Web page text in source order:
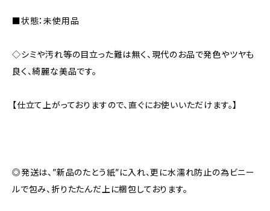
■状態：未使用品
◇シミや汚れ等の目立った難は無く、現代のお品で発色やツヤも
良く、綺麗な美品です。
【仕立て上がっておりますので、直ぐにお使いいただけます。】
◎発送は、”新品のたとう紙”に入れ、更に水濡れ防止の為ビニー
ルで包み、折りたたんだ上に梱包しております。